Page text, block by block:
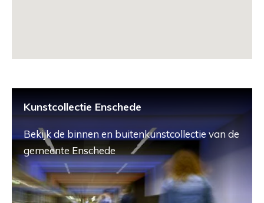
Kunstcollectie Enschede
Bekijk de binnen en buitenkunstcollectie van de
gemeente Enschede